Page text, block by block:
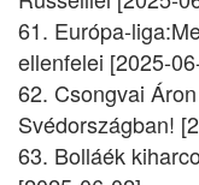
61. Európa-
ellenfelei [2025-
62. Csongvai
Svédországban!
63. Bolláék